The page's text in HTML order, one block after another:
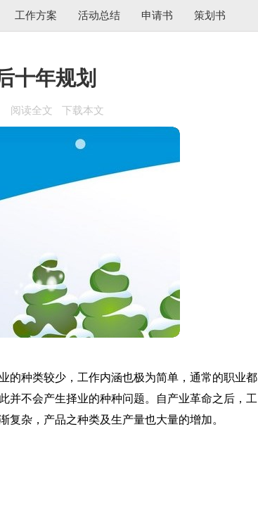
工作方案 活动总结 申请书 策划书
十年规划
阅读全文 下载本文
的种类较少，工作内涵也极为简单，通常的职业都
并不会产生择业的种种问题。自产业革命之后，工
杂，产品之种类及生产量也大量的增加。